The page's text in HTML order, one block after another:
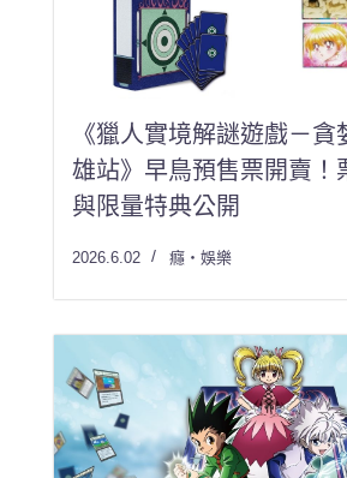
《獵人實境解謎遊戲－貪
雄站》早鳥預售票開賣！
與限量特典公開
2026.6.02 癮・娛樂